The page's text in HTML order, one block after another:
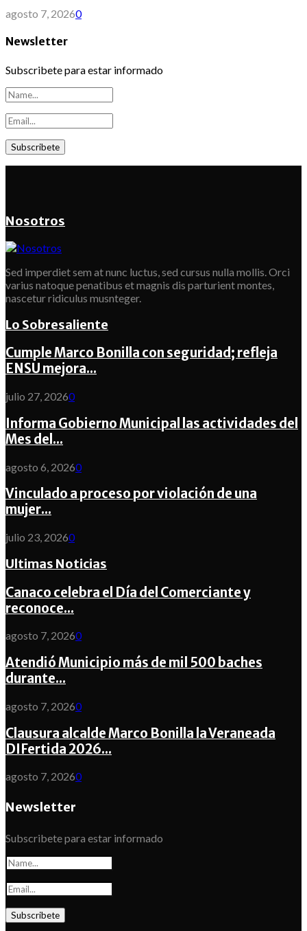
agosto 7, 20260
Newsletter
Subscribete para estar informado
Nosotros
Sed imperdiet sem at nunc luctus, sed cursus nulla mollis. Orci
varius natoque penatibus et magnis dis parturient montes,
nascetur ridiculus musnteger.
Lo Sobresaliente
Cumple Marco Bonilla con seguridad; refleja
ENSU mejora...
julio 27, 20260
Informa Gobierno Municipal las actividades del
Mes del...
agosto 6, 20260
Vinculado a proceso por violación de una
mujer...
julio 23, 20260
Ultimas Noticias
Canaco celebra el Día del Comerciante y
reconoce...
agosto 7, 20260
Atendió Municipio más de mil 500 baches
durante...
agosto 7, 20260
Clausura alcalde Marco Bonilla la Veraneada
DIFertida 2026...
agosto 7, 20260
Newsletter
Subscribete para estar informado